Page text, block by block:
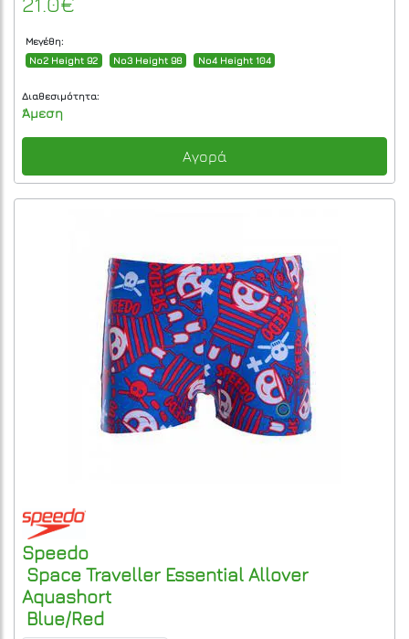
Μεγέθη:
No2 Height 92
No3 Height 98 No4 Height 104
Διαθεσιμότητα:
Άμεση
Αγορά
Speedo
Space Traveller Essential Allover
Aquashort
Blue/Red